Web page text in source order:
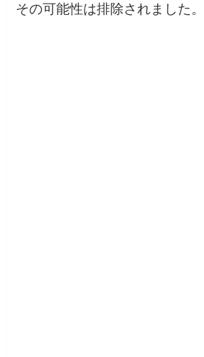
その可能性は排除されました。